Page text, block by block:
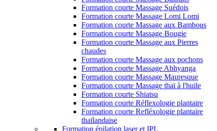
Formation courte Massage Suédois
Formation courte Massage Lomi Lomi
Formation courte Massage aux Bambous
Formation courte Massage Bougie
Formation courte Massage aux Pierres
chaudes
Formation courte Massage aux pochons
Formation courte Massage Abhyanga
Formation courte Massage Mauresque
Formation courte Massage thaï à l'huile
Formation courte Shiatsu
Formation courte Réflexologie plantaire
Formation courte Refléxologie plantaire
thaïlandaise
Formation épilation laser et IPL